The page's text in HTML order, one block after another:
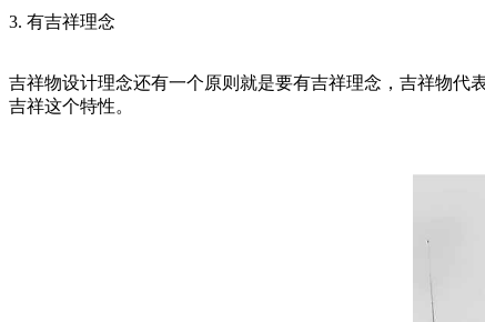
3. 有吉祥理念
吉祥物设计理念还有一个原则就是要有吉祥理念，吉祥物代
吉祥这个特性。